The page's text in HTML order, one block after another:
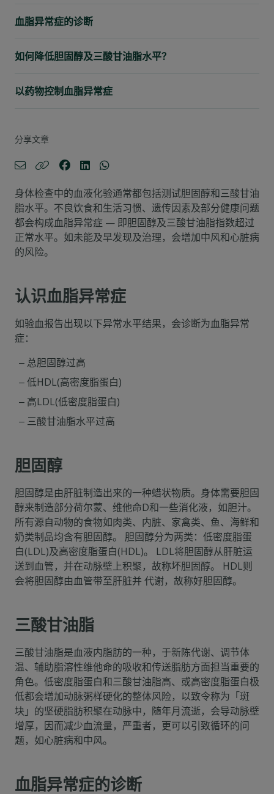
血脂异常症的诊断
如何降低胆固醇及三酸甘油脂水平？
以药物控制血脂异常症
分享文章
身体检查中的血液化验通常都包括测试胆固醇和三酸甘油
脂水平。不良饮食和生活习惯、遗传因素及部分健康问题
都会构成血脂异常症 — 即胆固醇及三酸甘油脂指数超过
正常水平。如未能及早发现及治理，会增加中风和心脏病
的风险。
认识血脂异常症
如验血报告出现以下异常水平结果，会诊断为血脂异常
症：
总胆固醇过高
低HDL(高密度脂蛋白)
高LDL(低密度脂蛋白)
三酸甘油脂水平过高
胆固醇
胆固醇是由肝脏制造出来的一种蜡状物质。身体需要胆固
醇来制造部分荷尔蒙、维他命D和一些消化液，如胆汁。
所有源自动物的食物如肉类、内脏、家禽类、鱼、海鲜和
奶类制品均含有胆固醇。 胆固醇分为两类：低密度脂蛋
白(LDL)及高密度脂蛋白(HDL)。 LDL将胆固醇从肝脏运
送到血管，并在动脉壁上积聚，故称坏胆固醇。 HDL则
会将胆固醇由血管带至肝脏并 代谢，故称好胆固醇。
三酸甘油脂
三酸甘油脂是血液内脂肪的一种，于新陈代谢、调节体
温、辅助脂溶性维他命的吸收和传送脂肪方面担当重要的
角色。低密度脂蛋白和三酸甘油脂高、或高密度脂蛋白极
低都会增加动脉粥样硬化的整体风险，以致令称为「斑
块」的坚硬脂肪积聚在动脉中，随年月流逝，会导动脉壁
增厚，因而减少血流量，严重者，更可以引致循环的问
题，如心脏病和中风。
血脂异常症的诊断